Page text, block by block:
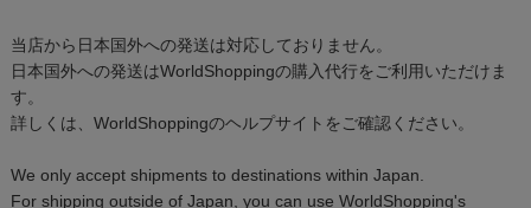
当店から日本国外への発送は対応しておりません。
日本国外への発送はWorldShoppingの購入代行をご利用いただけま
す。
詳しくは、WorldShoppingのヘルプサイトをご確認ください。
We only accept shipments to destinations within Japan.
For shipping outside of Japan, you can use WorldShopping's